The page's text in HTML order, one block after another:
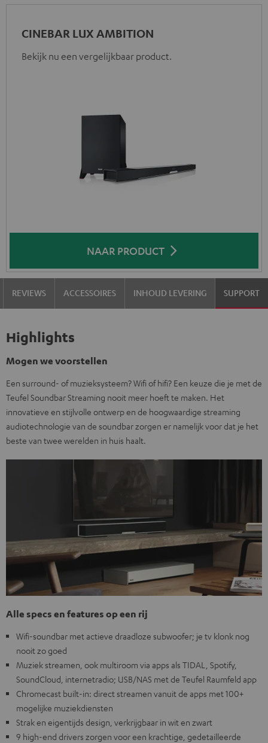
CINEBAR LUX AMBITION
Bekijk nu een vergelijkbaar product.
NAAR PRODUCT
REVIEWS ACCESSOIRES INHOUD LEVERING SUPPORT
Highlights
Mogen we voorstellen
Een surround- of muzieksysteem? Wifi of hifi? Een keuze die je met de
Teufel Soundbar Streaming nooit meer hoeft te maken. Het
innovatieve en stijlvolle ontwerp en de hoogwaardige streaming
audiotechnologie van de soundbar zorgen er namelijk voor dat je het
beste van twee werelden in huis haalt.
Alle specs en features op een rij
Wifi-soundbar met actieve draadloze subwoofer; je tv klonk nog
nooit zo goed
Muziek streamen, ook multiroom via apps als TIDAL, Spotify,
SoundCloud, internetradio; USB/NAS met de Teufel Raumfeld app
Chromecast built-in: direct streamen vanuit de apps met 100+
mogelijke muziekdiensten
Strak en eigentijds design, verkrijgbaar in wit en zwart
9 high-end drivers zorgen voor een krachtige, gedetailleerde